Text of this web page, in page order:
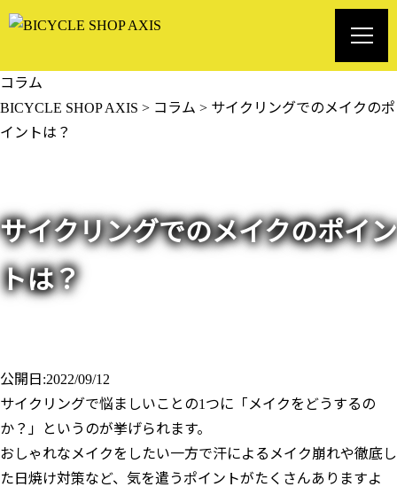
コラム
BICYCLE SHOP AXIS > コラム > サイクリングでのメイクのポ
イントは？
サイクリングでのメイクのポイン
トは？
公開日:2022/09/12
サイクリングで悩ましいことの1つに「メイクをどうするの
か？」というのが挙げられます。
おしゃれなメイクをしたい一方で汗によるメイク崩れや徹底し
た日焼け対策など、気を遣うポイントがたくさんありますよ